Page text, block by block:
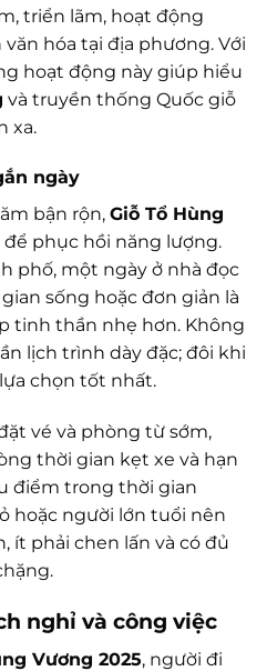
triển lãm, hoạt động
hóa tại địa phương. Với
hoạt động này giúp hiểu
và truyền thống Quốc giỗ
xa.
ngày
bận rộn, Giỗ Tổ Hùng
phục hồi năng lượng.
phố, một ngày ở nhà đọc
sống hoặc đơn giản là
tinh thần nhẹ hơn. Không
lịch trình dày đặc; đôi khi
chọn tốt nhất.
vé và phòng từ sớm,
thời gian kẹt xe và hạn
điểm trong thời gian
hoặc người lớn tuổi nên
ít phải chen lấn và có đủ
nghỉ và công việc
Vương 2025, người đi